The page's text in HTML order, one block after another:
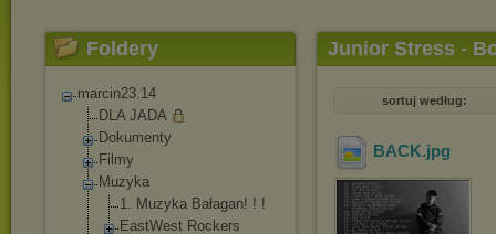
Foldery
marcin23.14
DLA JADA
Dokumenty
Filmy
Muzyka
1. Muzyka Bałagan! ! !
EastWest Rockers
Junior Stress -
sortuj według:
BACK.jpg